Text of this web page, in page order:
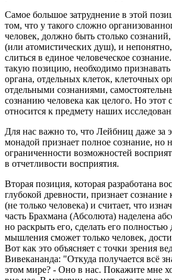
Самое большое затруднение в этой
том, что у такого сложно
человек, должно быть столько
(или атомистических душ), и непонятно,
слиться в единое человеческое
такую позицию, необходимо
органа, отдельных клеток, клеточных
отдельными сознаниями,
сознанию человека как целого. Но
относится к предмету наших
Для нас важно то, что Лейбниц даже за
монадой признает полное сознание, но
ограниченности возможностей
в отчетливости восприятия.
Вторая позиция, которая разработана
глубокой древности, признает сознание
(не только человека) и считает, что
часть Брахмана (Абсолюта) наделена
но раскрыть его, сделать его
мышления сможет только человек,
Вот как это объясняет с точки зрения
Вивекананда: "Откуда получается всё
этом мире? - Оно в нас. Покажите мне